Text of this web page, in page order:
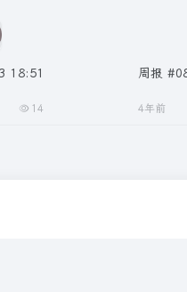
18:51
14
周报
4年前